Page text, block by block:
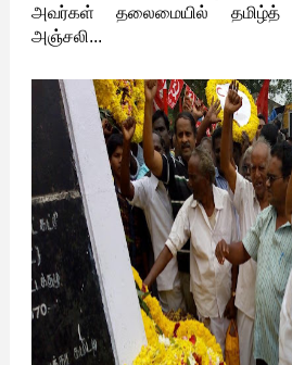
அவர்கள் தலைமையில் தமிழ்த்
அஞ்சலி...